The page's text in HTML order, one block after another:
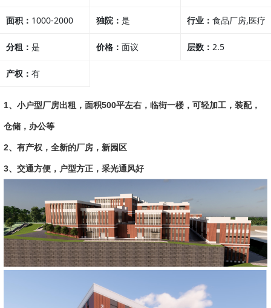
面积： 1000-2000 独院：是 行业： 食品厂房,医疗
行业,其他行业
分租： 是 价格：面议 层数： 2.5
产权： 有
1、小户型厂房出租 ，面积500平左右，临街一楼，可轻加工，装配，
仓储，办公等
2、有产权，全新的厂房，新园区
3、交通方便，户型方正，采光通风好